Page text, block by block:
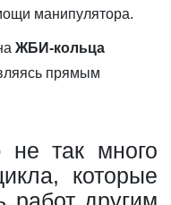
манипулятора.
ЖБИ-кольца
прямым
не так много
которые